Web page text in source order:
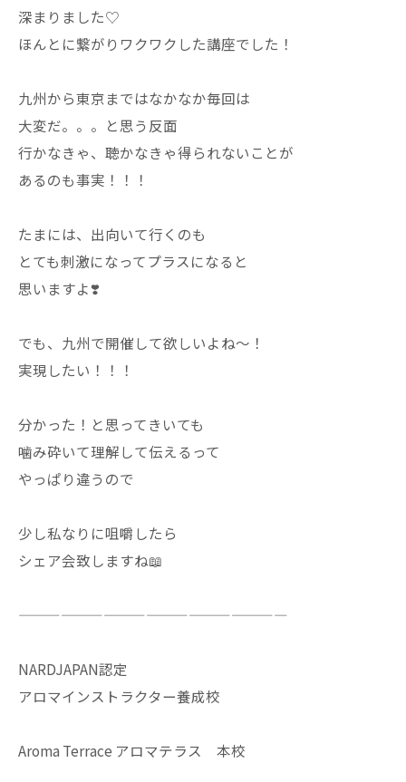
深まりました♡
ほんとに繋がりワクワクした講座でした！
九州から東京まではなかなか毎回は
大変だ。。。と思う反面
行かなきゃ、聴かなきゃ得られないことが
あるのも事実！！！
たまには、出向いて行くのも
とても刺激になってプラスになると
思いますよ❣️
でも、九州で開催して欲しいよね〜！
実現したい！！！
分かった！と思ってきいても
噛み砕いて理解して伝えるって
やっぱり違うので
少し私なりに咀嚼したら
シェア会致しますね📖
———————————————————
NARDJAPAN認定
アロマインストラクター養成校
Aroma Terrace アロマテラス 本校